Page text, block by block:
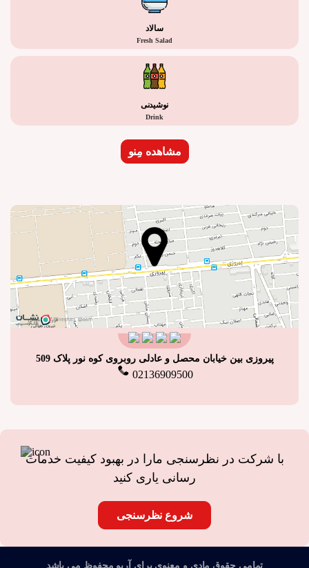
سالاد
Fresh Salad
نوشیدنی
Drink
مشاهده مِنو
پیروزی بین خیابان محصل و عادلی روبروی کوه نور پلاک 509
02136909500
با شرکت در نظرسنجی مارا در بهبود کیفیت خدمات
رسانی یاری کنید
شروع نظرسنجی
تمامی حقوق مادی و معنوی برای آریو محفوظ می باشد